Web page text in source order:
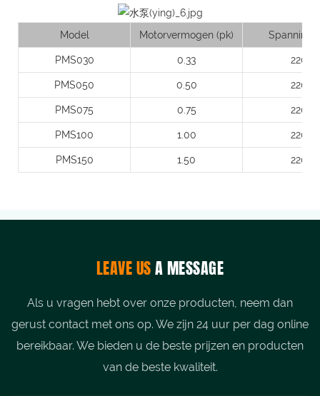
Model Motorvermogen (pk) Spanning
PMS030 0.33 220
PMS050 0.50 220
PMS075 0.75 220
PMS100 1.00 220
PMS150 1.50 220
LEAVE USA MESSAGE
Als u vragen hebt over onze producten, neem dan
gerust contact met ons op. We zijn 24 uur per dag online
bereikbaar. We bieden u de beste prijzen en producten
van de beste kwaliteit.